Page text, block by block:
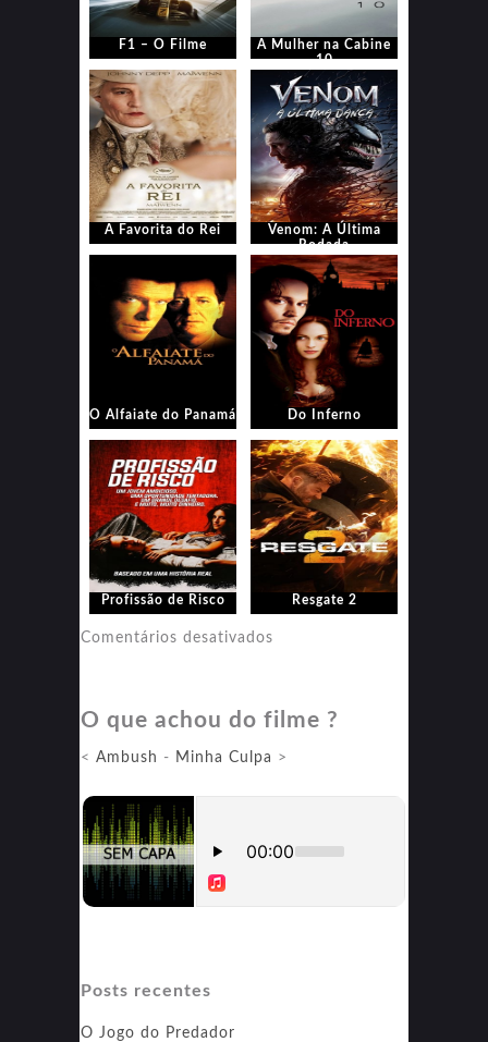
F1 – O Filme
A Mulher na Cabine
10
A Favorita do Rei
Venom: A Última
Rodada
O Alfaiate do Panamá Do Inferno
Profissão de Risco Resgate 2
Comentários desativados
O que achou do filme ?
< Ambush - Minha Culpa >
Posts recentes
O Jogo do Predador